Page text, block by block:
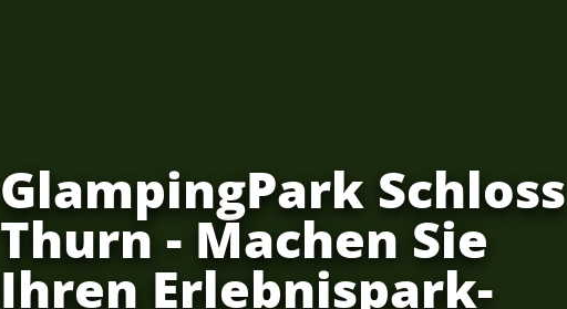
GlampingPark Schloss
Thurn - Machen Sie
Ihren Erlebnispark-